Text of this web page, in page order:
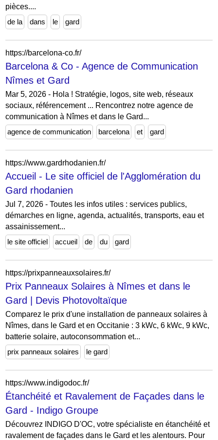
pièces....
de la
dans le gard
https://barcelona-co.fr/
Barcelona & Co - Agence de Communication
Nîmes et Gard
Mar 5, 2026 - Hola ! Stratégie, logos, site web, réseaux
sociaux, référencement ... Rencontrez notre agence de
communication à Nîmes et dans le Gard...
agence de communication
barcelona et gard
https://www.gardrhodanien.fr/
Accueil - Le site officiel de l'Agglomération du
Gard rhodanien
Jul 7, 2026 - Toutes les infos utiles : services publics,
démarches en ligne, agenda, actualités, transports, eau et
assainissement...
le site officiel
accueil de du gard
https://prixpanneauxsolaires.fr/
Prix Panneaux Solaires à Nîmes et dans le
Gard | Devis Photovoltaïque
Comparez le prix d'une installation de panneaux solaires à
Nîmes, dans le Gard et en Occitanie : 3 kWc, 6 kWc, 9 kWc,
batterie solaire, autoconsommation et...
prix panneaux solaires
le gard
https://www.indigodoc.fr/
Étanchéité et Ravalement de Façades dans le
Gard - Indigo Groupe
Découvrez INDIGO D'OC, votre spécialiste en étanchéité et
ravalement de façades dans le Gard et les alentours. Pour